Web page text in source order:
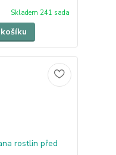
Skladem 241 sada